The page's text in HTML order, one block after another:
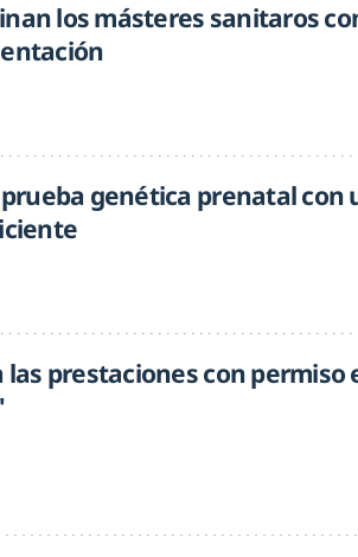
los másteres sanitaros
genética prenatal con
las prestaciones con permiso